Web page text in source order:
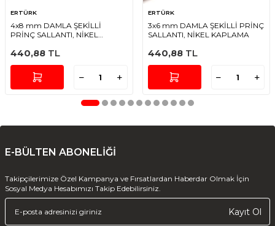
ERTÜRK
4x8 mm DAMLA ŞEKİLLİ
PRİNÇ SALLANTI, NİKEL
440,88 TL
ERTÜRK
3x6 mm DAMLA ŞEKİLLİ PRİNÇ
SALLANTI, NİKEL KAPLAMA
440,88TL
E-BÜLTEN ABONELİĞİ
Takipçilerimize Özel Kampanya ve Fırsatlardan Haberdar Olmak İçin
Sosyal Medya Hesabımızı Takip Edebilirsiniz.
Kayıt Ol